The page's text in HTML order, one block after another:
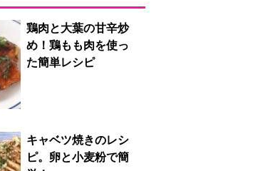
鶏肉と大葉の甘辛炒
め！鶏もも肉を使っ
た簡単レシピ
キャベツ焼きのレシ
ピ。卵と小麦粉で簡